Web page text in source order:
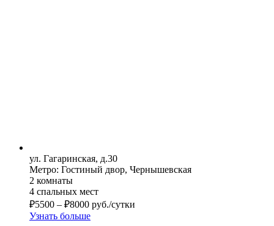
ул. Гагаринская, д.30
Метро: Гостиный двор, Чернышевская
2 комнаты
4 спальных мест
₽5500 – ₽8000 руб./сутки
Узнать больше